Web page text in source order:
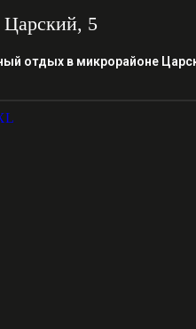
5
отдых в микрорайоне